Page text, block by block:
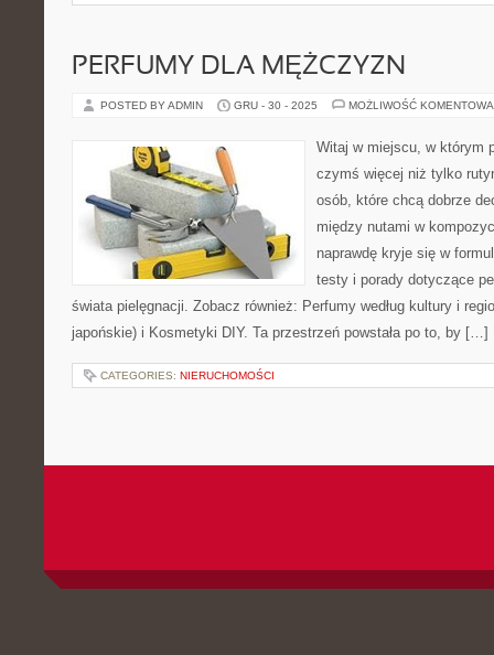
PERFUMY DLA MĘŻCZYZN
POSTED BY ADMIN GRU - 30 - 2025 MOŻLIWOŚĆ
Witaj w miejscu, w którym
czymś więcej niż tylko
osób, które chcą dobrze
między nutami w
naprawdę kryje się w
testy i porady dotyczące
świata pielęgnacji. Zobacz również: Perfumy według kultury i
japońskie) i Kosmetyki DIY. Ta przestrzeń powstała po to, by […]
CATEGORIES: NIERUCHOMOŚCI